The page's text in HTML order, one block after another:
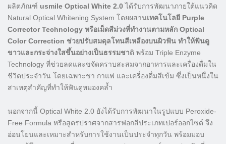
ผลิตภัณฑ์ usmile Optical White 2.0ได้รับการพัฒนาภายใต้แนวคิด
Natural Optical Whitening System โดยผสานเทคโนโลยี Purple
Corrector Technology หรือเม็ดสีม่วงที่ทำงานตามหลัก Optical
Color Correction ช่วยปรับสมดุลโทนสีเหลืองบนผิวฟัน ทำให้ฟันดู
ขาวและกระจ่างใสขึ้นอย่างเป็นธรรมชาติ พร้อม Triple Enzyme
Technology ที่ช่วยลดและขจัดคราบสะสมจากอาหารและเครื่องดื่มใน
ชีวิตประจำวัน โดยเฉพาะชา กาแฟ และเครื่องดื่มสีเข้ม ซึ่งเป็นหนึ่งใน
สาเหตุสำคัญที่ทำให้ฟันดูหมองคล้ำ
นอกจากนี้ Optical White 2.0 ยังได้รับการพัฒนาในรูปแบบ Peroxide-
Free Formula หรือสูตรปราศจากสารฟอกสีประเภทเปอร์ออกไซด์ จึง
อ่อนโยนและเหมาะสำหรับการใช้งานเป็นประจำทุกวัน พร้อมมอบ